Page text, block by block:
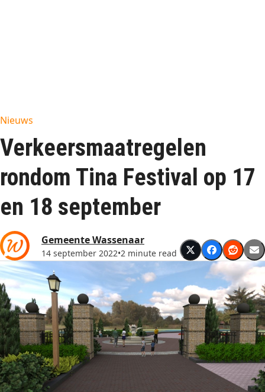
Nieuws
Verkeersmaatregelen
rondom Tina Festival op 17
en 18 september
Gemeente Wassenaar
14 september 2022•2 minute read